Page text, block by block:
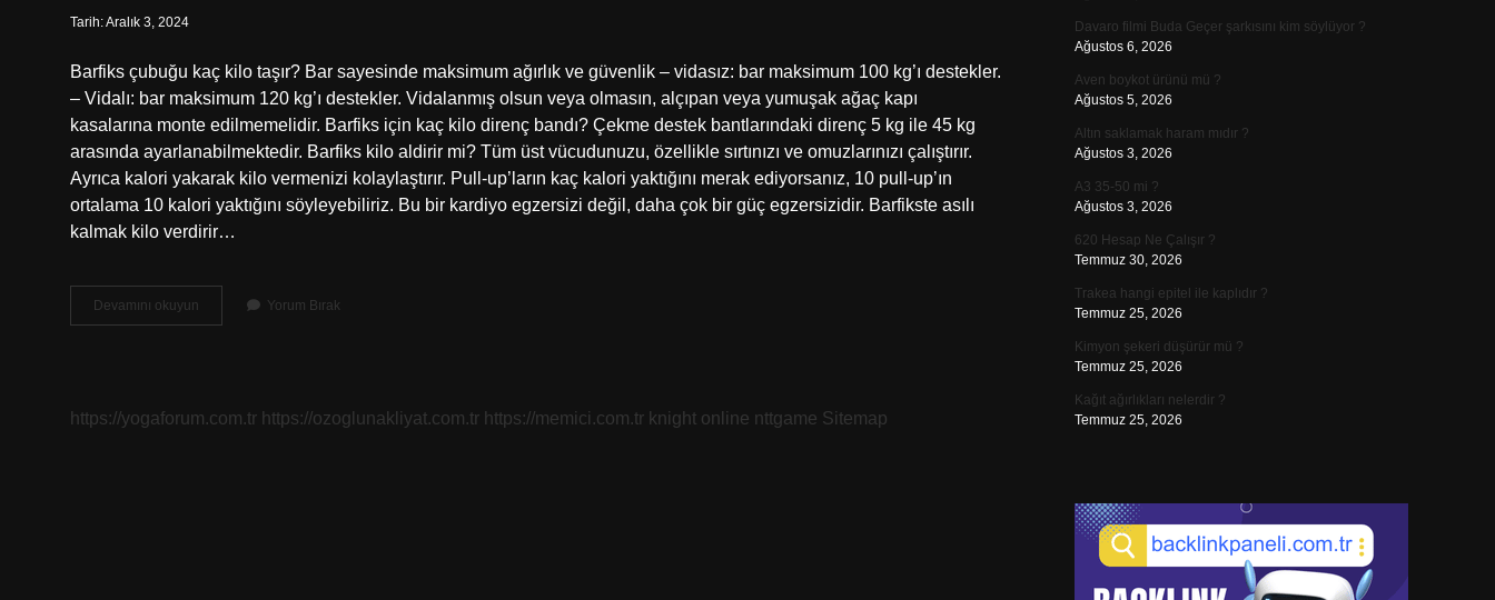
Tarih: Aralık 3, 2024
Barfiks çubuğu kaç kilo taşır? Bar sayesinde maksimum ağırlık ve güvenlik – vidasız: bar maksimum 100 kg’ı destekler.
– Vidalı: bar maksimum 120 kg’ı destekler. Vidalanmış olsun veya olmasın, alçıpan veya yumuşak ağaç kapı
kasalarına monte edilmemelidir. Barfiks için kaç kilo direnç bandı? Çekme destek bantlarındaki direnç 5 kg ile 45 kg
arasında ayarlanabilmektedir. Barfiks kilo aldirir mi? Tüm üst vücudunuzu, özellikle sırtınızı ve omuzlarınızı çalıştırır.
Ayrıca kalori yakarak kilo vermenizi kolaylaştırır. Pull-up’ların kaç kalori yaktığını merak ediyorsanız, 10 pull-up’ın
ortalama 10 kalori yaktığını söyleyebiliriz. Bu bir kardiyo egzersizi değil, daha çok bir güç egzersizidir. Barfikste asılı
kalmak kilo verdirir…
Devamını okuyun
Çubuğu
Yorum Bırak
https://yogaforum.com.tr https://ozoglunakliyat.com.tr https://memici.com.tr knight online nttgame Sitemap
Davaro filmi Buda Geçer şarkısını kim söylüyor ?
Ağustos 6, 2026
Aven boykot ürünü mü ?
Ağustos 5, 2026
Altın saklamak haram mıdır ?
Ağustos 3, 2026
A3 35-50 mi ?
Ağustos 3, 2026
620 Hesap Ne Çalışır ?
Temmuz 30, 2026
Trakea hangi epitel ile kaplıdır ?
Temmuz 25, 2026
Kimyon şekeri düşürür mü ?
Temmuz 25, 2026
Kağıt ağırlıkları nelerdir ?
Temmuz 25, 2026